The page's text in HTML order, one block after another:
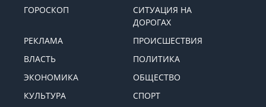
ГОРОСКОП
СИТУАЦИЯ НА
ДОРОГАХ
РЕКЛАМА
ПРОИСШЕСТВИЯ
ВЛАСТЬ
ПОЛИТИКА
ЭКОНОМИКА
ОБЩЕСТВО
КУЛЬТУРА
СПОРТ